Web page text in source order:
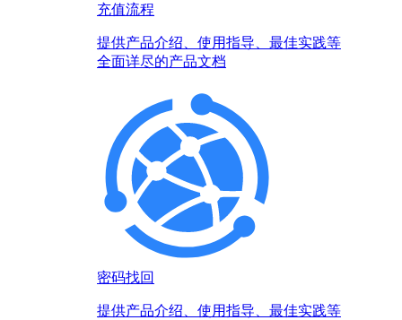
充值流程
提供产品介绍、使用指导、最佳实践等
全面详尽的产品文档
密码找回
提供产品介绍、使用指导、最佳实践等